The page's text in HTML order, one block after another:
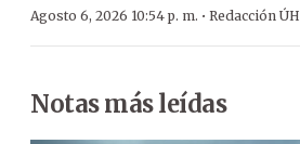
Agosto 6, 2026 10:54 p. m. · Redacción ÚH
Notas más leídas